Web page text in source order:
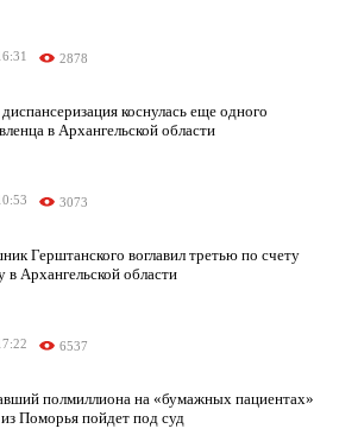
2878
коснулась еще одного
в Архангельской области
3073
Герштанского воглавил третью по счету
в Архангельской области
6537
полмиллиона на «бумажных пациентах»
из Поморья пойдет под суд